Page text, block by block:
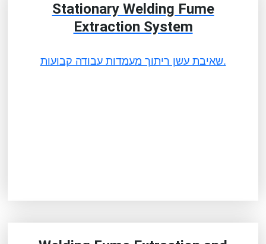
Stationary Welding Fume
Extraction System
שאיבת עשן ריתוך מעמדות עבודה קבועות.